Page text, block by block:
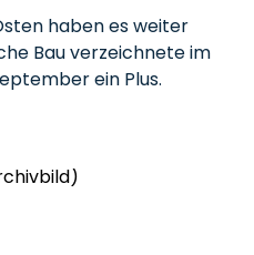
haben es weiter
Bau verzeichnete im
ein Plus.